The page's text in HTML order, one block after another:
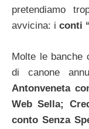
pretendiamo
avvicina: i conti
Molte le banche
di canone
Antonveneta
Web Sella;
conto Senza